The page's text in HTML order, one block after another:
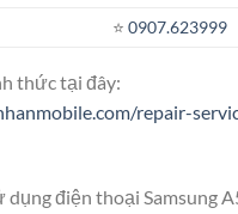
⭐️0907.623999
thức tại đây:
repair-
dụng điện thoại Samsung